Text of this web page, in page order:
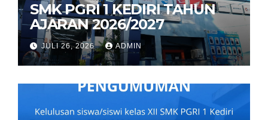
SMK PGRI 1 KEDIRI TAHUN
AJARAN 2026/2027
JULI 26, 2026 ADMIN